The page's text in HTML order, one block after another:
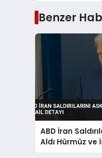
Benzer
ABD İran
Aldı Hürmüz ve